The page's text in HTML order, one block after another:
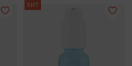
ХИТ